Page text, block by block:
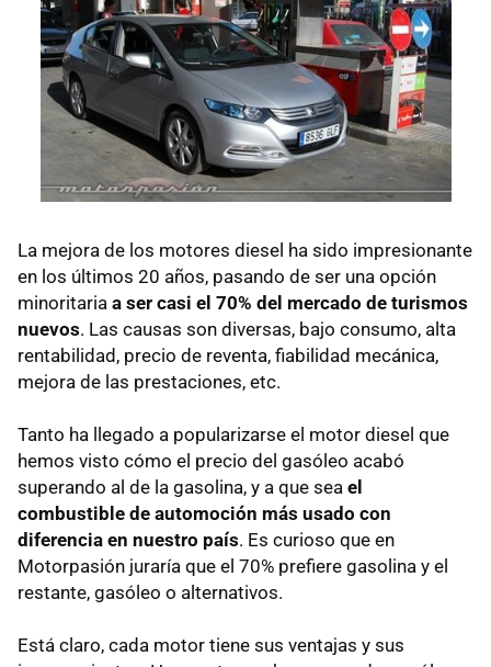
La mejora de los motores diesel ha sido impresionante
en los últimos 20 años, pasando de ser una opción
minoritaria a ser casi el 70% del mercado de turismos
nuevos. Las causas son diversas, bajo consumo, alta
rentabilidad, precio de reventa, fiabilidad mecánica,
mejora de las prestaciones, etc.
Tanto ha llegado a popularizarse el motor diesel que
hemos visto cómo el precio del gasóleo acabó
superando al de la gasolina, y a que sea el
combustible de automoción más usado con
diferencia en nuestro país. Es curioso que en
Motorpasión juraría que el 70% prefiere gasolina y el
restante, gasóleo o alternativos.
Está claro, cada motor tiene sus ventajas y sus